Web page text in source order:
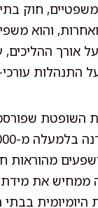
חוק
והוא
אורך ההליכים,
התנהלות
השופטת
כ-60% מושפעים
ממחיש את
היומיומית